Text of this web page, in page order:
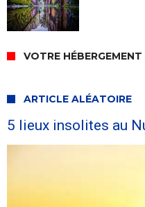
VOTRE
ARTICLE ALÉATOIRE
5 lieux insolites au